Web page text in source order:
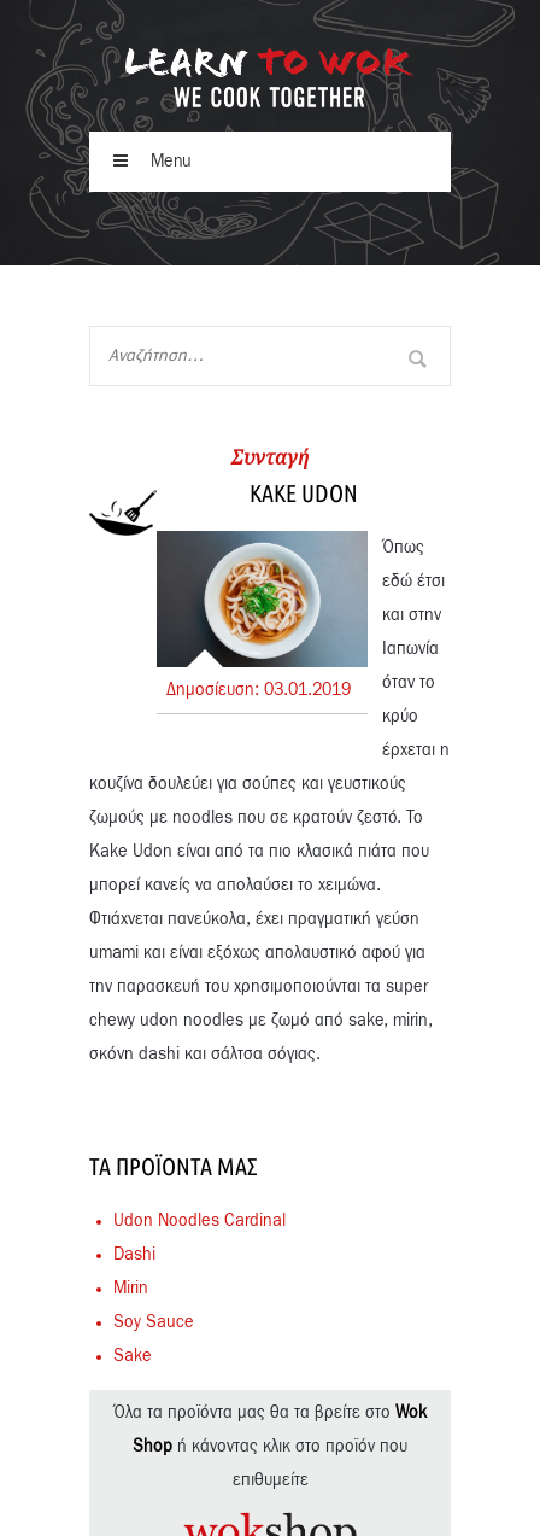
Menu
Συνταγή
KAKE UDON
Δημοσίευση: 03.01.2019
Όπως
εδώ έτσι
και στην
Ιαπωνία
όταν το
κρύο
έρχεται η
κουζίνα δουλεύει για σούπες και γευστικούς
ζωμούς με noodles που σε κρατούν ζεστό. Το
Kake Udon είναι από τα πιο κλασικά πιάτα που
μπορεί κανείς να απολαύσει το χειμώνα.
Φτιάχνεται πανεύκολα, έχει πραγματική γεύση
umami και είναι εξόχως απολαυστικό αφού για
την παρασκευή του χρησιμοποιούνται τα super
chewy udon noodles με ζωμό από sake, mirin,
σκόνη dashi και σάλτσα σόγιας.
ΤΑ ΠΡΟΪΌΝΤΑ ΜΑΣ
Udon Noodles Cardinal
Dashi
Mirin
Soy Sauce
Sake
Όλα τα προϊόντα μας θα τα βρείτε στο Wok
Shop ή κάνοντας κλικ στο προϊόν που
επιθυμείτε